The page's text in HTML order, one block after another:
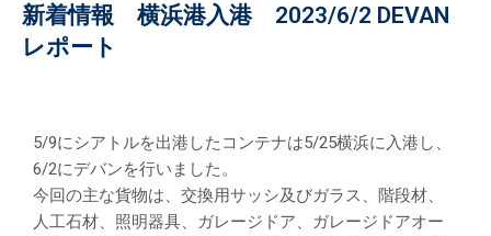
新着情報 横浜港入港 2023/6/2 DEVAN
レポート
5/9にシアトルを出港したコンテナは5/25横浜に入港し、
6/2にデバンを行いました。
今回の主な貨物は、交換用サッシ及びガラス、階段材、
人工石材、照明器具、ガレージドア、ガレージドアオー